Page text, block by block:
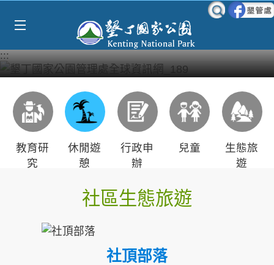
:::
教育研
究
休閒遊
憩
行政申
辦
兒童
生態旅
遊
社區生態旅遊
社頂部落